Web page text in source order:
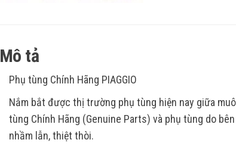
Mô tả
Phụ tùng Chính Hãng PIAGGIO
Nắm bắt được thị trường phụ tùng hiện nay giữa
tùng Chính Hãng (Genuine Parts) và phụ tùng do
nhầm lẫn, thiệt thòi.